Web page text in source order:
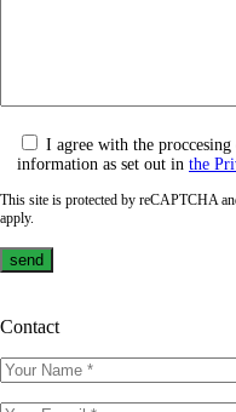
I agree with the
information as set out in the
This site is protected by reCAPTCHA
apply.
Contact